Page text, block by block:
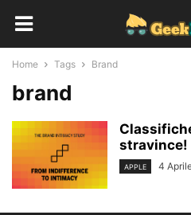
Home Tags Brand
brand
stravince!
APPLE 4